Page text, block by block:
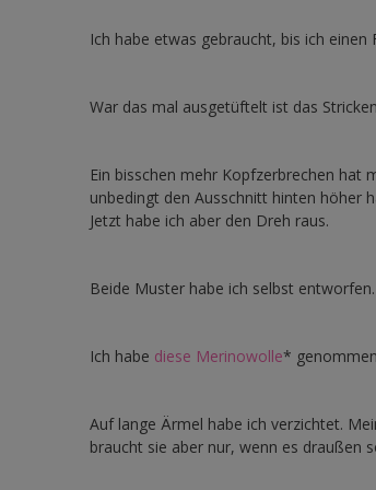
Ich habe etwas gebraucht, bis ich
War das mal ausgetüftelt ist das
Ein bisschen mehr Kopfzerbrechen hat
unbedingt den Ausschnitt hinten höher
Jetzt habe ich aber den Dreh raus.
Beide Muster habe ich selbst entworfen.
Ich habe diese Merinowolle*
Auf lange Ärmel habe ich verzichtet.
braucht sie aber nur, wenn es draußen